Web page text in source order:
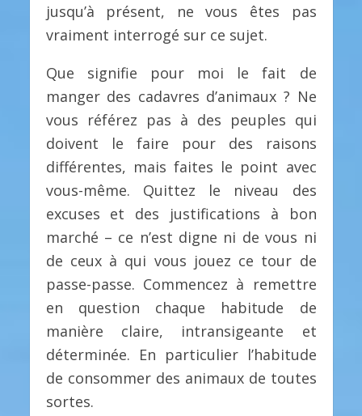
jusqu’à présent, ne vous êtes pas
vraiment interrogé sur ce sujet.
Que signifie pour moi le fait de
manger des cadavres d’animaux ? Ne
vous référez pas à des peuples qui
doivent le faire pour des raisons
différentes, mais faites le point avec
vous-même. Quittez le niveau des
excuses et des justifications à bon
marché – ce n’est digne ni de vous ni
de ceux à qui vous jouez ce tour de
passe-passe. Commencez à remettre
en question chaque habitude de
manière claire, intransigeante et
déterminée. En particulier l’habitude
de consommer des animaux de toutes
sortes.